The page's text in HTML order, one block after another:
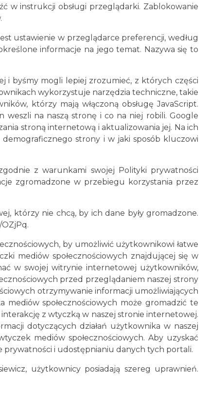
w instrukcji obsługi przeglądarki. Zablokowanie
ustawienie w przeglądarce preferencji, według
informacje na jego temat. Nazywa się to
i byśmy mogli lepiej zrozumieć, z których części
wykorzystuje narzędzia techniczne, takie
którzy mają włączoną obsługę JavaScript.
na naszą stronę i co na niej robili. Google
stroną internetową i aktualizowania jej. Na ich
strony i w jaki sposób kluczowi
z warunkami swojej Polityki prywatności
zgromadzone w przebiegu korzystania przez
którzy nie chcą, by ich dane były gromadzone.
by umożliwić użytkownikowi łatwe
mediów społecznościowych znajdującej się w
w swojej witrynie internetowej użytkowników,
przed przeglądaniem naszej strony
otrzymywanie informacji umożliwiających
społecznościowych może gromadzić te
z wtyczką w naszej stronie internetowej.
dotyczących działań użytkownika w naszej
mediów społecznościowych. Aby uzyskać
prywatności i udostępnianiu danych tych portali.
użytkownicy posiadają szereg uprawnień.